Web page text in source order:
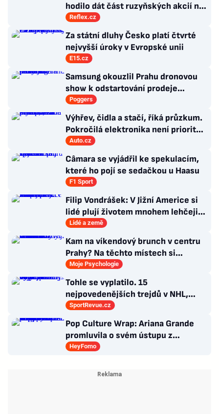
hodilo dát část ruzyňských akcií na
burzu?
Reflex.cz
Za státní dluhy Česko platí čtvrté
nejvyšší úroky v Evropské unii
E15.cz
Samsung okouzlil Prahu dronovou
show k odstartování prodeje
nových produktů
Poggers
Výhřev, čidla a stačí, říká průzkum.
Pokročilá elektronika není prioritou
zákazníků
Auto.cz
Câmara se vyjádřil ke spekulacím,
které ho pojí se sedačkou u Haasu
F1 Sport
Filip Vondrášek: V Jižní Americe si
lidé plují životem mnohem lehčeji,
věci tolik neřeší
Lidé a země
Kam na víkendový brunch v centru
Prahy? Na těchto místech si
dlouhou snídani užívají i místní
Moje Psychologie
Tohle se vyplatilo. 15
nejpovedenějších trejdů v NHL,
které byly upečeny na poslední
SportRevue.cz
Pop Culture Wrap: Ariana Grande
promluvila o svém ústupu z
veřejného života a Sophia z
HeyFomo